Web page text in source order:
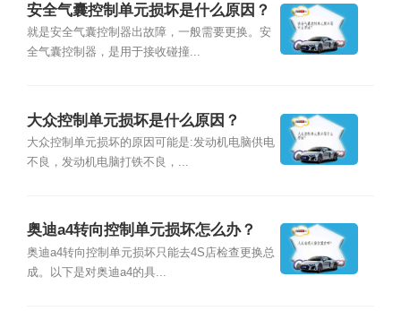
安全气囊控制单元损坏是什么原因？
就是安全气囊控制器出故障，一般需要更换。安
全气囊控制器，是用于接收碰撞...
大众控制单元损坏是什么原因？
大众控制单元损坏的原因可能是:发动机电脑供电
不良，发动机电脑打铁不良，...
奥迪a4转向控制单元损坏怎么办？
奥迪a4转向控制单元损坏只能去4S店检查更换总
成。以下是对奥迪a4的具...